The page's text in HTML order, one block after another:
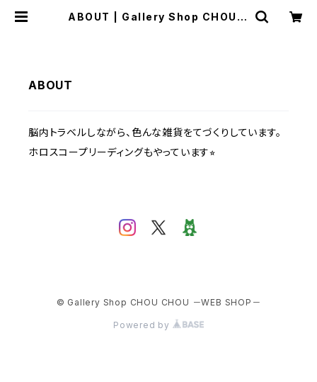
ABOUT | Gallery Shop CHOU C
ABOUT
脳内トラベルしながら、色んな雑貨をてづくりしています。
ホロスコープリーディングもやっています⭐︎
© Gallery Shop CHOU CHOU －WEB SHOP－
Powered by